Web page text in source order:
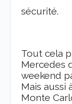
sécurité.
Tout cela
Mercedes
weekend
Mais aussi
Monte